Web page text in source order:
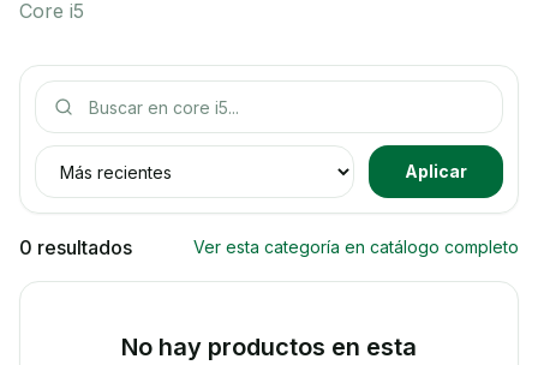
Core i5
Buscar productos
Ordenar productos
Aplicar
0 resultados Ver esta categoría en catálogo completo
No hay productos en esta